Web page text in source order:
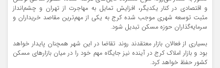
و اقتصادی در کنار یکدیگر، افزایش تمایل به مهاجرت از تهران و چشم‌انداز
مثبت توسعه شهری موجب شده کرج به یکی از مهم‌ترین مقاصد خریداران و
سرمایه‌گذاران حوزه مسکن تبدیل شود.
بسیاری از فعالان بازار معتقدند روند تقاضا در این شهر همچنان پایدار خواهد
بود و بازار املاک کرج در آینده نیز جایگاه مهم خود را در میان بازارهای مسکن
کشور حفظ خواهد کرد.